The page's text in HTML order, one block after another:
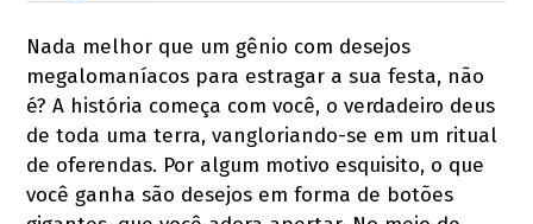
Nada melhor que um gênio com desejos
megalomaníacos para estragar a sua festa, não
é? A história começa com você, o verdadeiro deus
de toda uma terra, vangloriando-se em um ritual
de oferendas. Por algum motivo esquisito, o que
você ganha são desejos em forma de botões